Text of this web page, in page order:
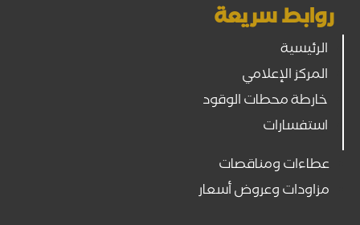
روابط سريعة
الرئيسية
المركز الإعلامي
خارطة محطات الوقود
استفسارات
عطاءات ومناقصات
مزاودات وعروض أسعار